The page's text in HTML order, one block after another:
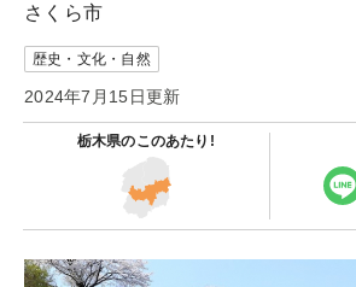
さくら市
歴史・文化・自然
2024年7月15日更新
栃木県のこのあたり!